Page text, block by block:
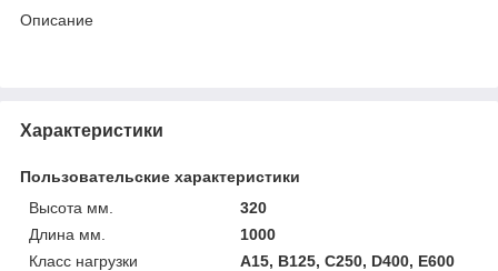
Описание
Характеристики
Пользовательские характеристики
Высота мм.
320
Длина мм.
1000
Класс нагрузки
A15, B125, C250, D400, E600